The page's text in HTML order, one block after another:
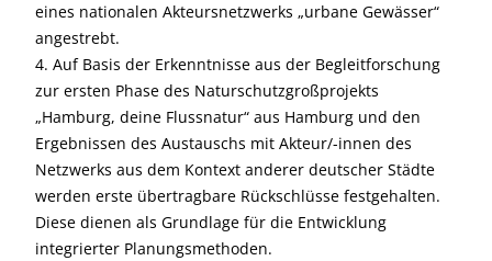
eines nationalen Akteursnetzwerks „urbane Gewässer“
angestrebt.
4. Auf Basis der Erkenntnisse aus der Begleitforschung
zur ersten Phase des Naturschutzgroßprojekts
„Hamburg, deine Flussnatur“ aus Hamburg und den
Ergebnissen des Austauschs mit Akteur/-innen des
Netzwerks aus dem Kontext anderer deutscher Städte
werden erste übertragbare Rückschlüsse festgehalten.
Diese dienen als Grundlage für die Entwicklung
integrierter Planungsmethoden.